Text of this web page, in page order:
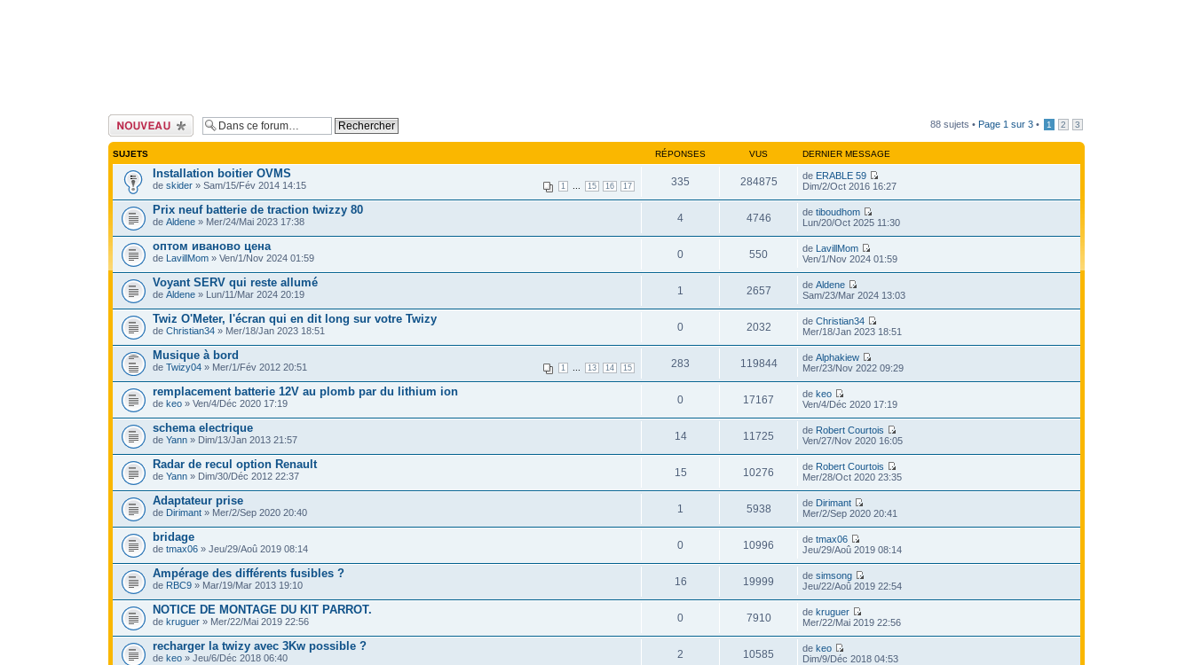
Ecrire un nouveau
sujet
88 sujets • Page 1 sur 3 • 1 2 3
SUJETS RÉPONSES VUS DERNIER MESSAGE
Installation boitier OVMS
1 15 16 17
de skider » Sam/15/Fév 2014 14:15 335 284875 de ERABLE 59
Dim/2/Oct 2016 16:27
Prix neuf batterie de traction twizzy 80
de Aldene » Mer/24/Mai 2023 17:38 4 4746 detiboudhom
Lun/20/Oct 2025 11:30
оптом иваново цена
de LavillMom » Ven/1/Nov 2024 01:59 0 550 de LavillMom
Ven/1/Nov 2024 01:59
Voyant SERV qui reste allumé
de Aldene » Lun/11/Mar 2024 20:19 1 2657 deAldene
Sam/23/Mar 2024 13:03
Twiz O'Meter, l'écran qui en dit long sur votre Twizy
de Christian34 » Mer/18/Jan 2023 18:51 0 2032 deChristian34
Mer/18/Jan 2023 18:51
Musique à bord
1 13 14 15
de Twizy04 » Mer/1/Fév 2012 20:51 283 119844 deAlphakiew
Mer/23/Nov 2022 09:29
remplacement batterie 12V au plomb par du lithium ion
de keo » Ven/4/Déc 2020 17:19 0 17167 dekeo
Ven/4/Déc 2020 17:19
schema electrique
de Yann » Dim/13/Jan 2013 21:57 14 11725 de Robert Courtois
Ven/27/Nov 2020 16:05
Radar de recul option Renault
de Yann » Dim/30/Déc 2012 22:37 15 10276 de Robert Courtois
Mer/28/Oct 2020 23:35
Adaptateur prise
de Dirimant » Mer/2/Sep 2020 20:40 1 5938 de Dirimant
Mer/2/Sep 2020 20:41
bridage
de tmax06 » Jeu/29/Aoû 2019 08:14 0 10996 detmax06
Jeu/29/Aoû 2019 08:14
Ampérage des différents fusibles ?
de RBC9 » Mar/19/Mar 2013 19:10 16 19999 desimsong
Jeu/22/Aoû 2019 22:54
NOTICE DE MONTAGE DU KIT PARROT.
de kruguer » Mer/22/Mai 2019 22:56 0 7910 dekruguer
Mer/22/Mai 2019 22:56
recharger la twizy avec 3Kw possible ?
de keo » Jeu/6/Déc 2018 06:40 2 10585 dekeo
Dim/9/Déc 2018 04:53